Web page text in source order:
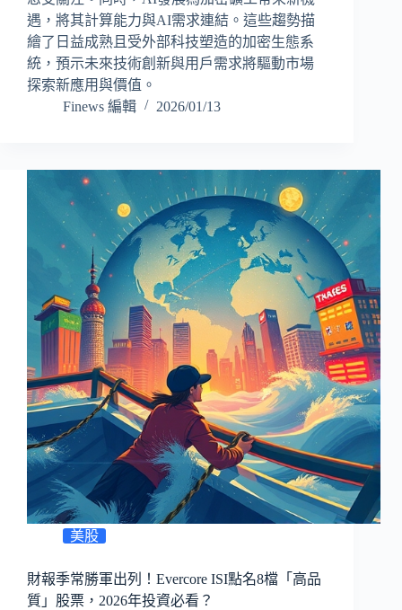
遇，將其計算能力與AI需求連結。這些趨勢描
繪了日益成熟且受外部科技塑造的加密生態系
統，預示未來技術創新與用戶需求將驅動市場
探索新應用與價值。
Finews 編輯
2026/01/13
美股
財報季常勝軍出列！Evercore ISI點名8檔「高品
質」股票，2026年投資必看？